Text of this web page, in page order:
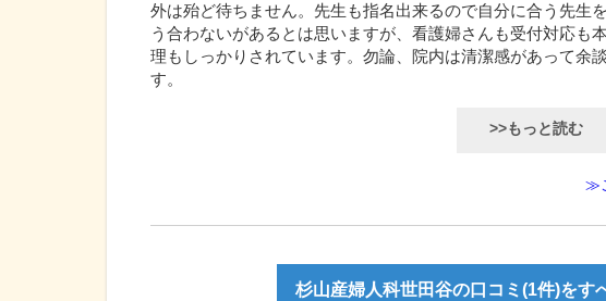
外は殆ど待ちません。先生も指名出来るので自分に合う先生
う合わないがあるとは思いますが、看護婦さんも受付対応も
理もしっかりされています。勿論、院内は清潔感があって余
す。
>>もっと読む
≫
杉山産婦人科世田谷の口コミ(1件)をす